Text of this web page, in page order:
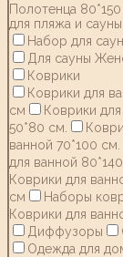
Полотенца 80*150
для пляжа и сауны
Набор для
Для сауны
Коврики
Коврики для
см
Коврики
50*80 см.
ванной 70*100 см.
для ванной
Коврики для
см
Наборы
Коврики для
Диффузоры
Одежда для